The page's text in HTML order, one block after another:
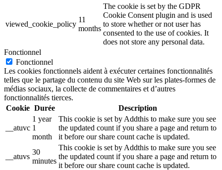
viewed_cookie_policy
11
months
The cookie is set by the GDPR
Cookie Consent plugin and is used
to store whether or not user has
consented to the use of cookies. It
does not store any personal data.
Fonctionnel
Fonctionnel
Les cookies fonctionnels aident à exécuter certaines fonctionnalités
telles que le partage du contenu du site Web sur les plates-formes de
médias sociaux, la collecte de commentaires et d’autres
fonctionnalités tierces.
Cookie Durée Description
__atuvc
1 year
1
month
This cookie is set by Addthis to make sure you see
the updated count if you share a page and return to
it before our share count cache is updated.
__atuvs
30
minutes
This cookie is set by Addthis to make sure you see
the updated count if you share a page and return to
it before our share count cache is updated.